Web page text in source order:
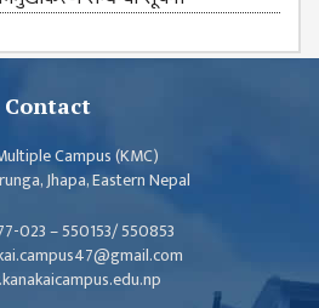
Contact
Campus (KMC)
Jhapa, Eastern Nepal
023 – 550153/ 550853